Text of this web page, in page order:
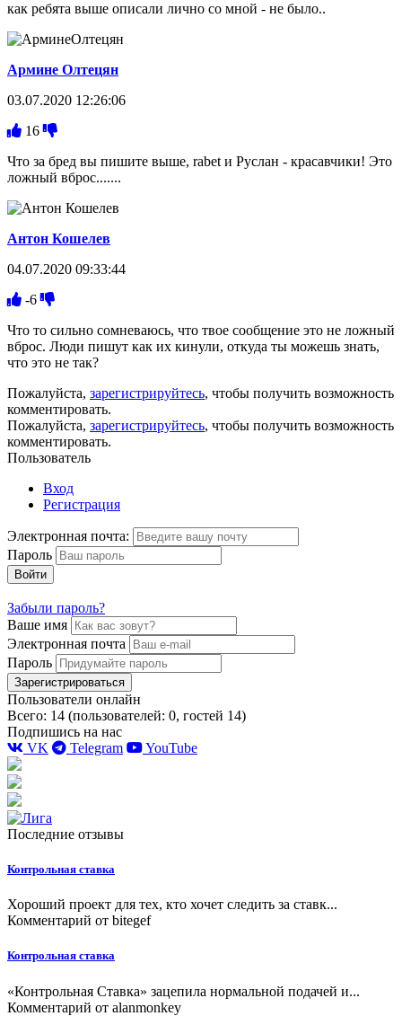
как ребята выше описали лично со мной - не было..
Армине Олтецян
03.07.2020 12:26:06
16
Что за бред вы пишите выше, rabet и Руслан - красавчики! Это
ложный вброс.......
Антон Кошелев
04.07.2020 09:33:44
-6
Что то сильно сомневаюсь, что твое сообщение это не ложный
вброс. Люди пишут как их кинули, откуда ты можешь знать,
что это не так?
Пожалуйста, зарегистрируйтесь, чтобы получить возможность
комментировать.
Пожалуйста, зарегистрируйтесь, чтобы получить возможность
комментировать.
Пользователь
Вход
Регистрация
Электронная почта:
Пароль
Войти
Забыли пароль?
Ваше имя
Электронная почта
Пароль
Зарегистрироваться
Пользователи онлайн
Всего: 14 (пользователей: 0, гостей 14)
Подпишись на нас
VK
Telegram YouTube
Последние отзывы
Контрольная ставка
Хороший проект для тех, кто хочет следить за ставк...
Комментарий от bitegef
Контрольная ставка
«Контрольная Ставка» зацепила нормальной подачей и...
Комментарий от alanmonkey